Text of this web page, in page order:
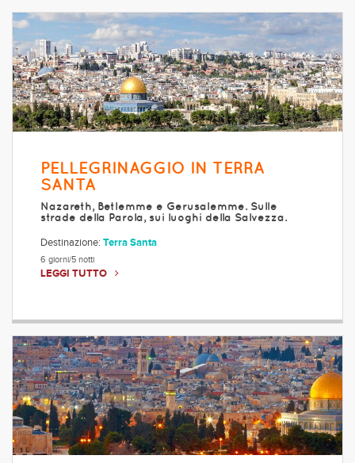
PELLEGRINAGGIO IN TERRA
SANTA
Nazareth, Betlemme e Gerusalemme. Sulle
strade della Parola, sui luoghi della Salvezza.
Destinazione: Terra Santa
6 giorni/5 notti
LEGGI TUTTO